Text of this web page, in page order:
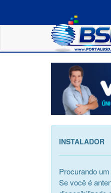
INSTALADOR
Procurando
Se você é